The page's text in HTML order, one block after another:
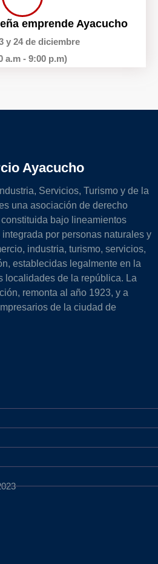
emprende Ayacucho
y 24 de diciembre
a.m - 9:00 p.m)
Ayacucho
Servicios, Turismo y de la
una asociación de derecho
bajo lineamientos
por personas naturales y
industria, turismo, servicios,
establecidas legalmente en la
localidades de la república. La
remonta al año 1923, y a
de la ciudad de